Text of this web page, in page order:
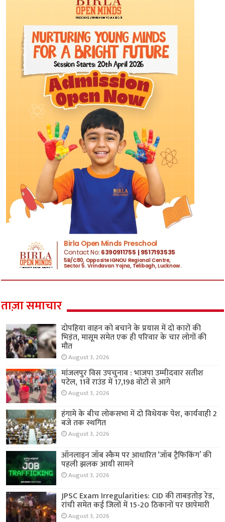
ताज़ा समाचार
दोपहिया वाहन को बचाने के प्रयास में दो कारों की
भिड़ंत, मासूम समेत एक ही परिवार के चार लोगों की
मौत
August 3, 2026
मांजलपुर विस उपचुनाव : भाजपा उम्मीदवार सतीश
पटेल, 11वें राउंड में 17,198 वोटों से आगे
August 3, 2026
हंगामे के बीच लोकसभा में दो विधेयक पेश, कार्यवाही 2
बजे तक स्थगित
August 3, 2026
ऑनलाइन जॉब स्कैम पर आधारित ‘जॉब ट्रैफिकिंग’ की
पहली झलक आयी सामने
August 3, 2026
JPSC Exam Irregularities: CID की ताबड़तोड़ रेड,
रांची समेत कई जिलों में 15-20 ठिकानों पर छापेमारी
August 3, 2026